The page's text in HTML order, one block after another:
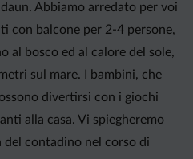
Abbiamo arredato per voi
con balcone per 2-4 persone,
al bosco ed al calore del sole,
sul mare. I bambini, che
divertirsi con i giochi
alla casa. Vi spiegheremo
del contadino nel corso di